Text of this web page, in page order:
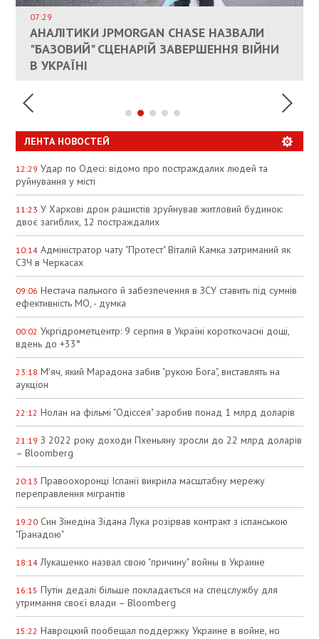
КАНДИДАТ В ПРЕМЬЕРЫ ПОЛЬШИ ПРИЗВАЛ
ЕС ПРЕКРАТИТЬ ВОЕННУЮ ПОМОЩЬ
УКРАИНЕ
07:29
АНАЛІТИКИ JPMORGAN CHASE НАЗВАЛИ
"БАЗОВИЙ" СЦЕНАРІЙ ЗАВЕРШЕННЯ ВІЙНИ
В УКРАЇНІ
СОСТОИТСЯ В БЛИЖАЙШЕЕ ВРЕМЯ, –
РЮТТЕ
ПАЛИВНИЙ РИНОК РОЗІГРІЛИ ШТУЧНО:
АНАЛІТИКИ ЗВИНУВАТИЛИ АЗС У
СПЕКУЛЯЦІЇ
ЛЕНТА НОВОСТЕЙ
12:29 Удар по Одесі: відомо про постраждалих людей та
руйнування у місті
11:23 У Харкові дрон рашистів зруйнував житловий будинок:
двоє загиблих, 12 постраждалих
10:14 Адміністратор чату "Протест" Віталій Камка затриманий як
СЗЧ в Черкасах
09:06 Нестача пального й забезпечення в ЗСУ ставить під сумнів
ефективність МО, - думка
00:02 Укргідрометцентр: 9 серпня в Україні короткочасні дощі,
вдень до +33°
23:18 М'яч, який Марадона забив "рукою Бога", виставлять на
аукціон
22:12 Нолан на фільмі "Одіссея" заробив понад 1 млрд доларів
21:19 З 2022 року доходи Пхеньяну зросли до 22 млрд доларів
– Bloomberg
20:13 Правоохоронці Іспанії викрила масштабну мережу
переправлення мігрантів
19:20 Син Зінедіна Зідана Лука розірвав контракт з іспанською
"Гранадою"
18:14 Лукашенко назвал свою "причину" войны в Украине
16:15 Путін дедалі більше покладається на спецслужбу для
утримання своєї влади – Bloomberg
15:22 Навроцкий пообещал поддержку Украине в войне, но